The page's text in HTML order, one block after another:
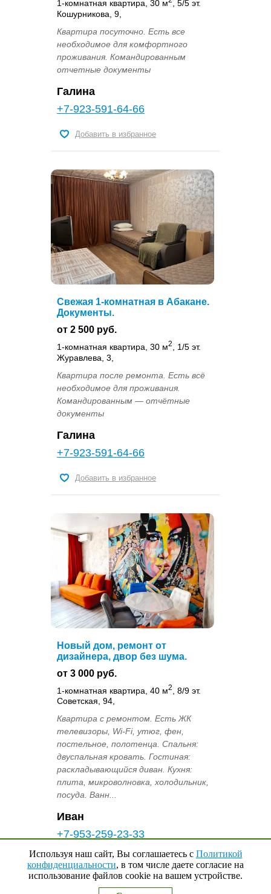
1-комнатная квартира, 30 м
, 5/5 эт.
Кошурникова, 9,
Квартира посуточно. Есть все
необходимое для комфортного
проживания. Командированным
отчетные документы
Галина
+7-923-591-64-66
Добавить в избранное
Свежая 1-комнатная в Абакане.
Документы.
от 2 500 руб.
1-комнатная квартира, 30 м2
, 1/5 эт.
Журавлева, 3,
Квартира после ремонта. Есть всё
необходимое для проживания.
Командированным — отчётные
документы
Галина
+7-923-591-64-66
Добавить в избранное
Новый дом, ремонт от
дизайнера, двор без шума.
от 3 000 руб.
1-комнатная квартира, 40 м2
, 8/9 эт.
Советская, 94,
Квартира с ремонтом. Есть ЖК
телевизоры, Wi-Fi, утюг, фен,
постельное, полотенца. Спальня:
двуспальная кровать. Гостиная:
раскладывающийся диван. Кухня:
плита, микроволновка, холодильник,
посуда. Ванн...
Иван
+7-953-259-23-33
Добавить в избранное
Используя наш сайт, Вы соглашаетесь с Политикой
конфиденциальности, в том числе даете согласие на
использование файлов cookie на вашем устройстве.
Выбранные квартиры 0 Наверх